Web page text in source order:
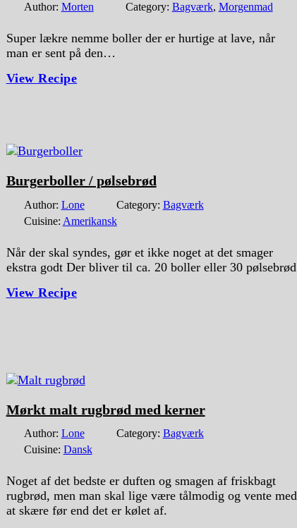
Author: Morten Category: Bagværk, Morgenmad
Super lækre nemme boller der er hurtige at lave, når
man er sent på den…
View Recipe
Burgerboller / pølsebrød
Author: Lone Category: Bagværk
Cuisine: Amerikansk
Når der skal syndes, gør et ikke noget at det smager
ekstra godt Der bliver til ca. 20 boller eller 30 pølsebrød
View Recipe
Mørkt malt rugbrød med kerner
Author: Lone Category: Bagværk
Cuisine: Dansk
Noget af det bedste er duften og smagen af friskbagt
rugbrød, men man skal lige være tålmodig og vente med
at skære før end det er kølet af.